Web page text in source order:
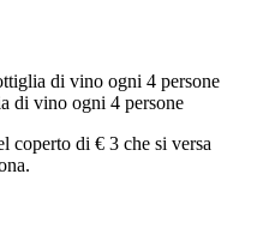
di vino ogni 4 persone
di vino ogni 4 persone
coperto di € 3 che si versa